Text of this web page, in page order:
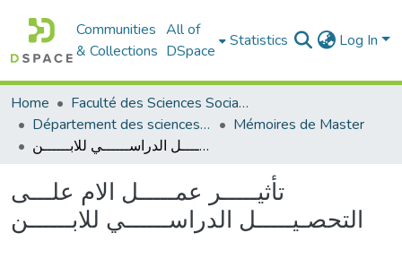
Communities
& Collections
All of
DSpace
Statistics Log In
Home
Faculté des Sciences Sociales
Département des sciences sociales
Mémoires de Master
تأثيـــــر عمـــــل الام علـــى التحصـيـــــل الدراســــــي للابــــــن
تأثيـــــر عمـــــل الام علـــى
التحصـيـــــل الدراســــــي للابــــــن